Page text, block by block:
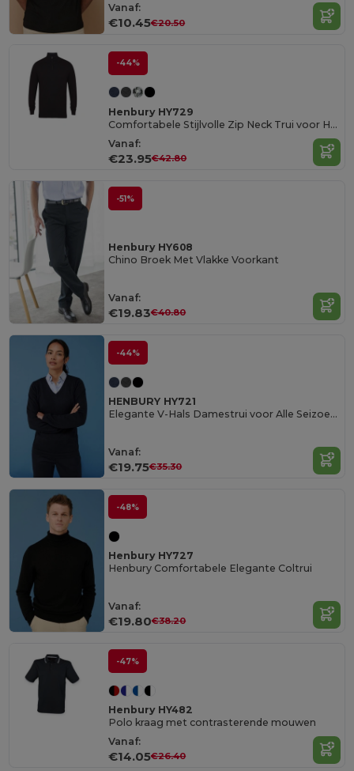
Vanaf:
€10.45€20.50
-44%
Henbury HY729
Comfortabele Stijlvolle Zip Neck Trui voor Heren
Vanaf:
€23.95€42.80
-51%
Henbury HY608
Chino Broek Met Vlakke Voorkant
Vanaf:
€19.83€40.80
-44%
HENBURY HY721
Elegante V-Hals Damestrui voor Alle Seizoenen
Vanaf:
€19.75€35.30
-48%
Henbury HY727
Henbury Comfortabele Elegante Coltrui
Vanaf:
€19.80€38.20
-47%
Henbury HY482
Polo kraag met contrasterende mouwen
Vanaf:
€14.05€26.40